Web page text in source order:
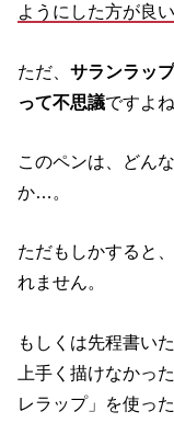
ようにした方が良
ただ、サランラッ
って不思議ですよね
このペンは、どん
か…。
ただもしかすると
れません。
もしくは先程書い
上手く描けなかっ
レラップ」を使っ